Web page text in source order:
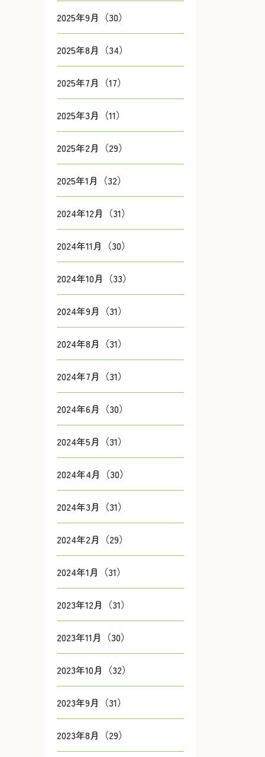
2025年9月（30）
2025年8月（34）
2025年7月（17）
2025年3月（11）
2025年2月（29）
2025年1月（32）
2024年12月（31）
2024年11月（30）
2024年10月（33）
2024年9月（31）
2024年8月（31）
2024年7月（31）
2024年6月（30）
2024年5月（31）
2024年4月（30）
2024年3月（31）
2024年2月（29）
2024年1月（31）
2023年12月（31）
2023年11月（30）
2023年10月（32）
2023年9月（31）
2023年8月（29）